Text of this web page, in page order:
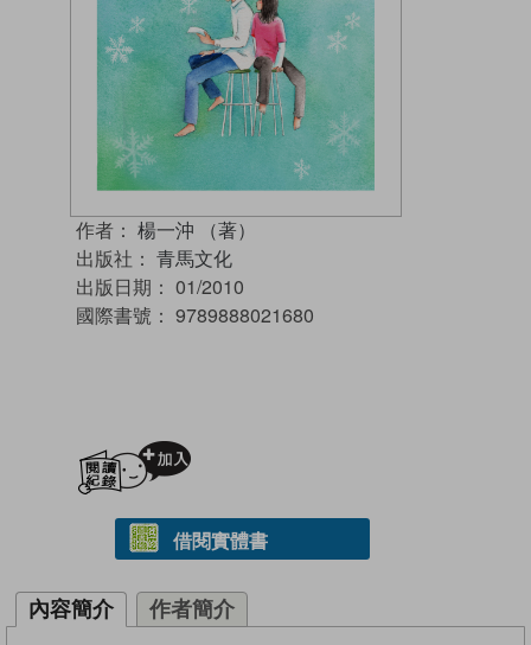
作者： 楊一沖 （著）
出版社： 青馬文化
出版日期： 01/2010
國際書號： 9789888021680
借閱實體書
內容簡介 作者簡介